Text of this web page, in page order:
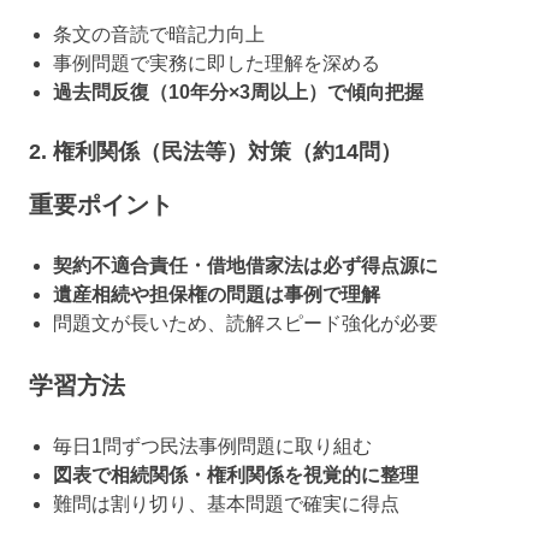
条文の音読で暗記力向上
事例問題で実務に即した理解を深める
過去問反復（10年分×3周以上）で傾向把握
2. 権利関係（民法等）対策（約14問）
重要ポイント
契約不適合責任・借地借家法は必ず得点源に
遺産相続や担保権の問題は事例で理解
問題文が長いため、読解スピード強化が必要
学習方法
毎日1問ずつ民法事例問題に取り組む
図表で相続関係・権利関係を視覚的に整理
難問は割り切り、基本問題で確実に得点